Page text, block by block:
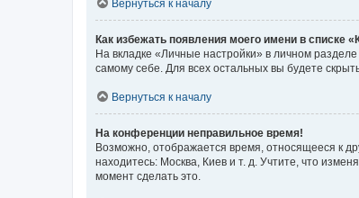
Вернуться к началу
Как избежать появления моего имени в списке
На вкладке «Личные настройки» в личном
самому себе. Для всех остальных вы будете
Вернуться к началу
На конференции неправильное время!
Возможно, отображается время, относящееся к
находитесь: Москва, Киев и т. д. Учтите, что
момент сделать это.